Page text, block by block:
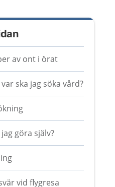
av ont i örat
ska jag söka vård?
göra själv?
vid flygresa